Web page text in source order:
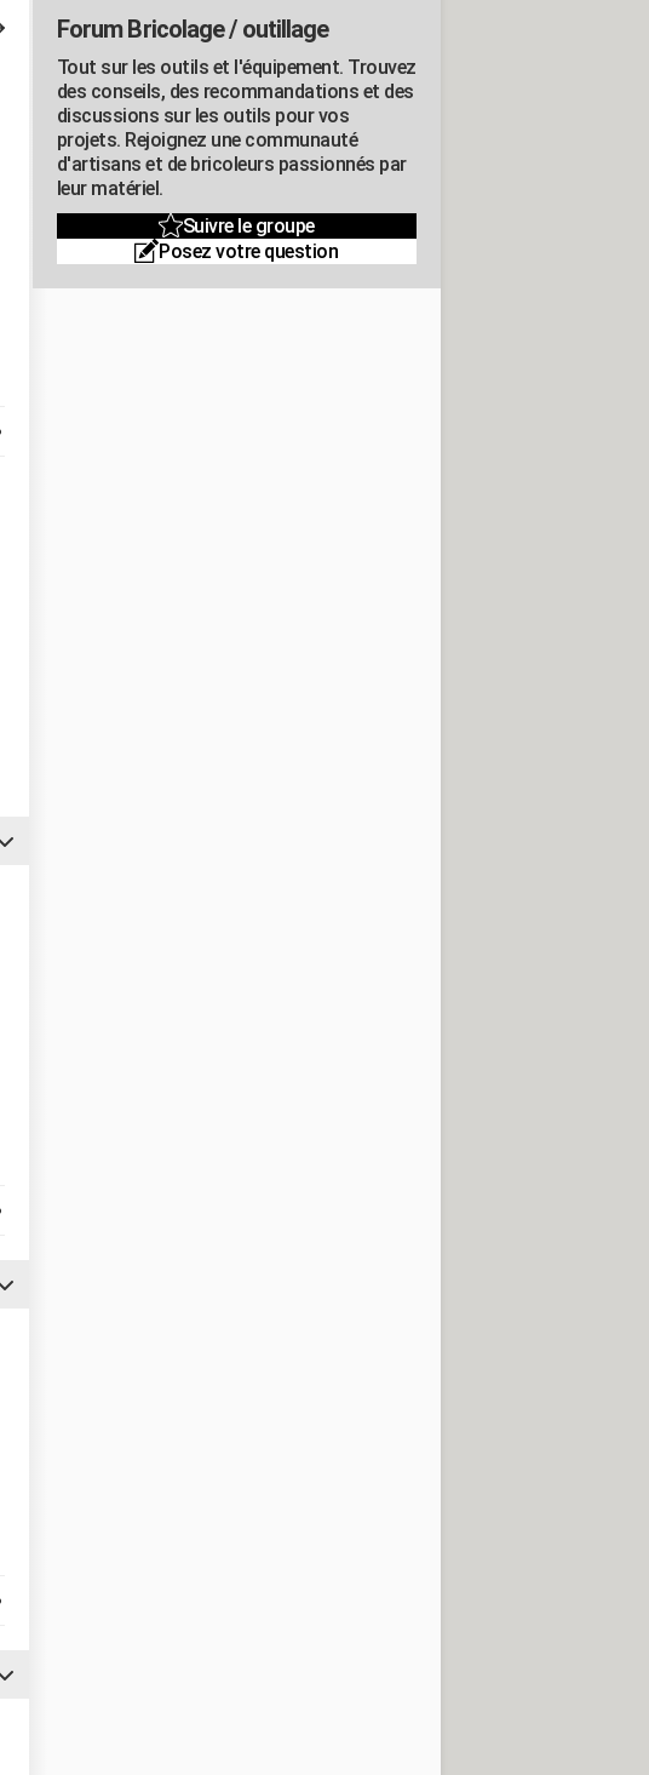
Forum Bricolage / outillage
Tout sur les outils et l'équipement. Trouvez
des conseils, des recommandations et des
discussions sur les outils pour vos
projets. Rejoignez une communauté
d'artisans et de bricoleurs passionnés par
leur matériel.
Suivre le groupe
Posez votre question